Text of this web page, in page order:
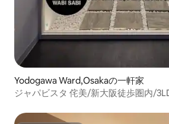
Yodogawa Ward,Osakaの一軒家
ジャパビスタ 侘美/新大阪徒歩圏内/